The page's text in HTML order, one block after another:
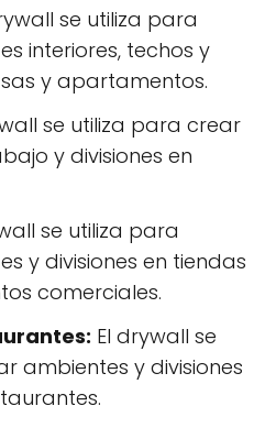
se utiliza para
interiores, techos y
y apartamentos.
se utiliza para crear
y divisiones en
se utiliza para
y divisiones en tiendas
comerciales.
El drywall se
ambientes y divisiones